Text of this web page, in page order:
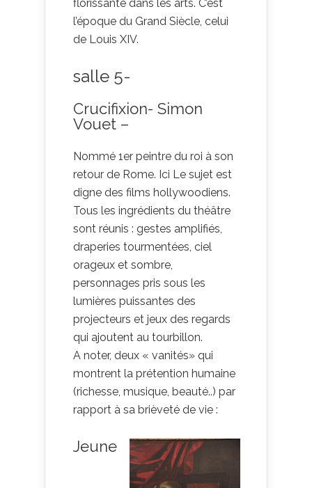
florissante dans les arts. C’est
l’époque du Grand Siècle, celui
de Louis XIV.
salle 5-
Crucifixion- Simon
Vouet –
Nommé 1er peintre du roi à son
retour de Rome. Ici Le sujet est
digne des films hollywoodiens.
Tous les ingrédients du théâtre
sont réunis : gestes amplifiés,
draperies tourmentées, ciel
orageux et sombre,
personnages pris sous les
lumières puissantes des
projecteurs et jeux des regards
qui ajoutent au tourbillon.
A noter, deux « vanités» qui
montrent la prétention humaine
(richesse, musique, beauté..) par
rapport à sa brièveté de vie :
Jeune